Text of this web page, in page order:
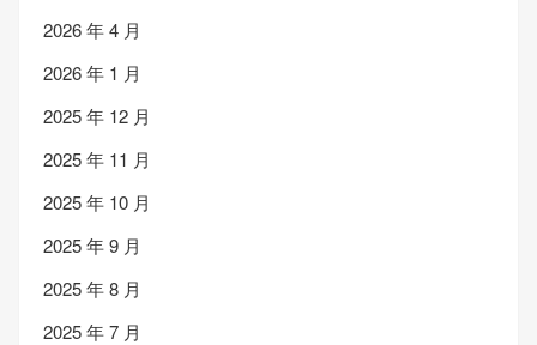
2026 年 4 月
2026 年 1 月
2025 年 12 月
2025 年 11 月
2025 年 10 月
2025 年 9 月
2025 年 8 月
2025 年 7 月